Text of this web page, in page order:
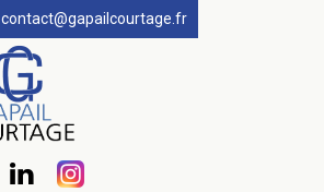
contact@gapailcourtage.fr
